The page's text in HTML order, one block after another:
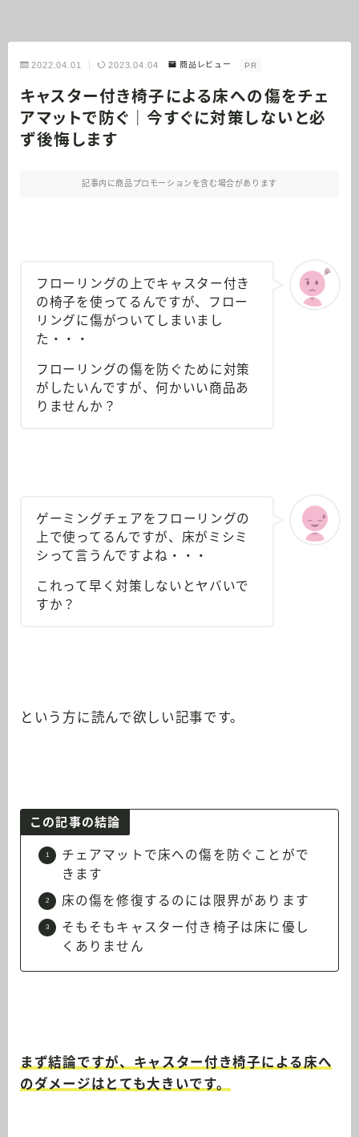
2022.04.01 2023.04.04 商品レビュー PR
キャスター付き椅子による床への傷をチェ
アマットで防ぐ｜今すぐに対策しないと必
ず後悔します
記事内に商品プロモーションを含む場合があります
フローリングの上でキャスター付き
の椅子を使ってるんですが、フロー
リングに傷がついてしまいまし
た・・・
フローリングの傷を防ぐために対策
がしたいんですが、何かいい商品あ
りませんか？
ゲーミングチェアをフローリングの
上で使ってるんですが、床がミシミ
シって言うんですよね・・・
これって早く対策しないとヤバいで
すか？
という方に読んで欲しい記事です。
この記事の結論
チェアマットで床への傷を防ぐことがで
きます
床の傷を修復するのには限界があります
そもそもキャスター付き椅子は床に優し
くありません
まず結論ですが、キャスター付き椅子による床へ
のダメージはとても大きいです。